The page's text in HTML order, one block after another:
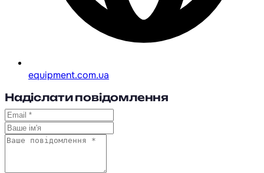
equipment.com.ua
Надіслати повідомлення